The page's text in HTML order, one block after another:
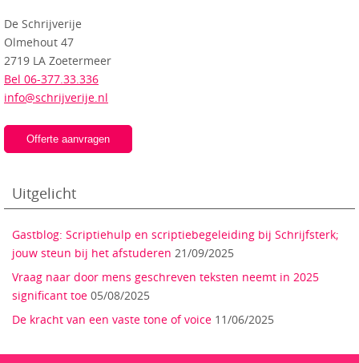
De Schrijverije
Olmehout 47
2719 LA Zoetermeer
Bel 06-377.33.336
info@schrijverije.nl
Offerte aanvragen
Uitgelicht
Gastblog: Scriptiehulp en scriptiebegeleiding bij Schrijfsterk;
jouw steun bij het afstuderen 21/09/2025
Vraag naar door mens geschreven teksten neemt in 2025
significant toe 05/08/2025
De kracht van een vaste tone of voice 11/06/2025